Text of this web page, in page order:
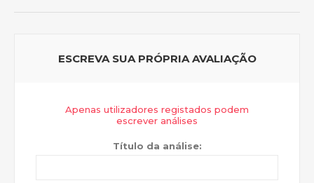
ESCREVA SUA PRÓPRIA AVALIAÇÃO
Apenas utilizadores registados podem
escrever análises
Título da análise: